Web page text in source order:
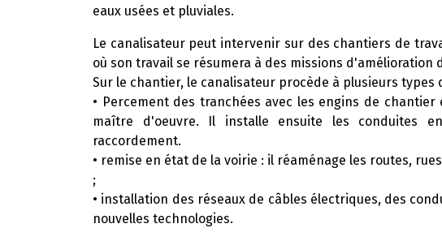
eaux usées et pluviales.
Le canalisateur peut intervenir sur des chantiers de
où son travail se résumera à des missions
Sur le chantier, le canalisateur procède à plusieurs types
• Percement des tranchées avec les engins de
maître d'oeuvre. Il installe ensuite les conduites
raccordement.
• remise en état de la voirie : il réaménage les routes,
;
• installation des réseaux de câbles électriques, des
nouvelles technologies.